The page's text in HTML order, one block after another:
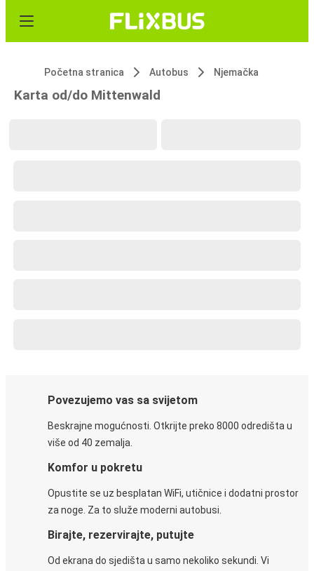
Početna stranica Autobus Njemačka
Karta od/do Mittenwald
Povezujemo vas sa svijetom
Beskrajne mogućnosti. Otkrijte preko 8000 odredišta u
više od 40 zemalja.
Komfor u pokretu
Opustite se uz besplatan WiFi, utičnice i dodatni prostor
za noge. Za to služe moderni autobusi.
Birajte, rezervirajte, putujte
Od ekrana do sjedišta u samo nekoliko sekundi. Vi